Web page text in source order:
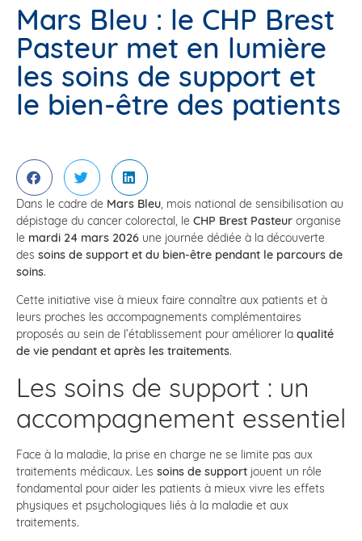
Mars Bleu : le CHP Brest
Pasteur met en lumière
les soins de support et
le bien-être des patients
Dans le cadre de Mars Bleu, mois national de sensibilisation au
dépistage du cancer colorectal, le CHP Brest Pasteur organise
le mardi 24 mars 2026 une journée dédiée à la découverte
des soins de support et du bien-être pendant le parcours de
soins.
Cette initiative vise à mieux faire connaître aux patients et à
leurs proches les accompagnements complémentaires
proposés au sein de l’établissement pour améliorer la qualité
de vie pendant et après les traitements.
Les soins de support : un
accompagnement essentiel
Face à la maladie, la prise en charge ne se limite pas aux
traitements médicaux. Les soins de support jouent un rôle
fondamental pour aider les patients à mieux vivre les effets
physiques et psychologiques liés à la maladie et aux
traitements.